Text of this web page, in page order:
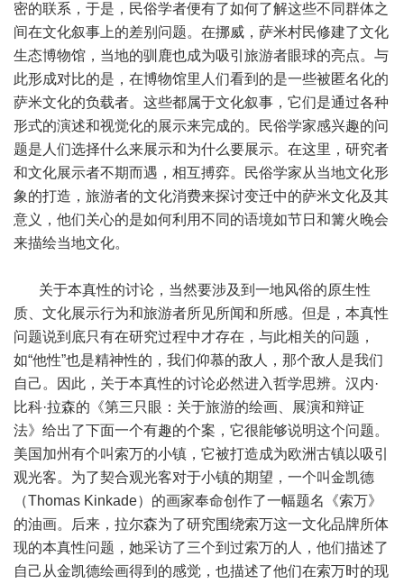
密的联系，于是，民俗学者便有了如何了解这些不同群体之
间在文化叙事上的差别问题。在挪威，萨米村民修建了文化
生态博物馆，当地的驯鹿也成为吸引旅游者眼球的亮点。与
此形成对比的是，在博物馆里人们看到的是一些被匿名化的
萨米文化的负载者。这些都属于文化叙事，它们是通过各种
形式的演述和视觉化的展示来完成的。民俗学家感兴趣的问
题是人们选择什么来展示和为什么要展示。在这里，研究者
和文化展示者不期而遇，相互搏弈。民俗学家从当地文化形
象的打造，旅游者的文化消费来探讨变迁中的萨米文化及其
意义，他们关心的是如何利用不同的语境如节日和篝火晚会
来描绘当地文化。
关于本真性的讨论，当然要涉及到一地风俗的原生性
质、文化展示行为和旅游者所见所闻和所感。但是，本真性
问题说到底只有在研究过程中才存在，与此相关的问题，
如“他性”也是精神性的，我们仰慕的敌人，那个敌人是我们
自己。因此，关于本真性的讨论必然进入哲学思辨。汉内·
比科·拉森的《第三只眼：关于旅游的绘画、展演和辩证
法》给出了下面一个有趣的个案，它很能够说明这个问题。
美国加州有个叫索万的小镇，它被打造成为欧洲古镇以吸引
观光客。为了契合观光客对于小镇的期望，一个叫金凯德
（Thomas Kinkade）的画家奉命创作了一幅题名《索万》
的油画。后来，拉尔森为了研究围绕索万这一文化品牌所体
现的本真性问题，她采访了三个到过索万的人，他们描述了
自己从金凯德绘画得到的感觉，也描述了他们在索万时的现